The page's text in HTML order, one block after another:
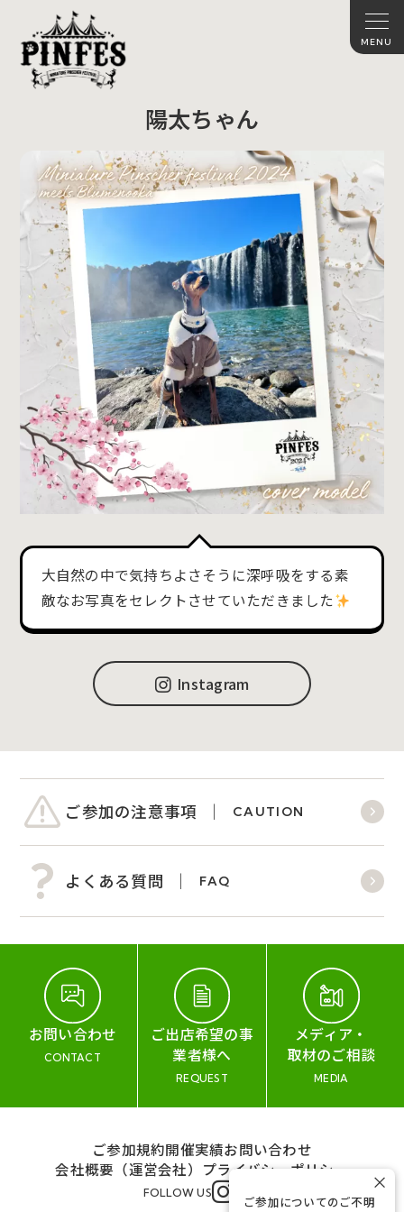
陽太ちゃん
大自然の中で気持ちよさそうに深呼吸をする素
敵なお写真をセレクトさせていただきました
Instagram
ご参加の注意事項 CAUTION
よくある質問 FAQ
お問い合わせ
CONTACT
ご出店希望の事
業者様へ
REQUEST
メディア・
取材のご相談
MEDIA
ご参加規約開催実績お問い合わせ
会社概要（運営会社） プライバシーポリシー
FOLLOW US
ご参加についてのご不明
×